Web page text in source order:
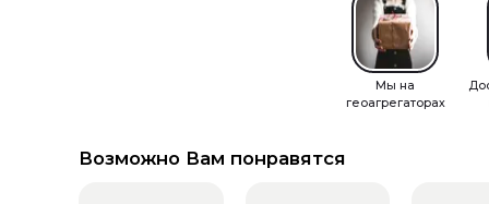
Мы на
геоагрегаторах
Возможно Вам понравятся